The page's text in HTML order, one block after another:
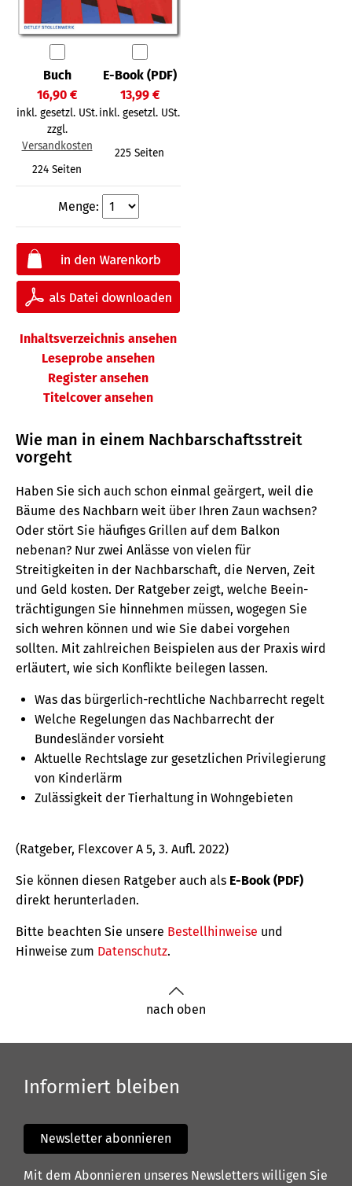
Buch
16,90 €
inkl. gesetzl. USt.
zzgl.
Versandkosten
224 Seiten
E-Book (PDF)
13,99 €
inkl. gesetzl. USt.
225 Seiten
Menge:
Inhaltsverzeichnis ansehen
Leseprobe ansehen
Register ansehen
Titelcover ansehen
Wie man in einem Nachbarschaftsstreit
vorgeht
Haben Sie sich auch schon einmal geärgert, weil die
Bäume des Nachbarn weit über Ihren Zaun wachsen?
Oder stört Sie häufiges Grillen auf dem Balkon
nebenan? Nur zwei Anlässe von vielen für
Streitigkeiten in der Nachbarschaft, die Nerven, Zeit
und Geld kosten. Der Ratgeber zeigt, welche Beein­
träch­ti­gungen Sie hin­nehmen müssen, wogegen Sie
sich wehren können und wie Sie dabei vorgehen
sollten. Mit zahlreichen Beispielen aus der Praxis wird
erläutert, wie sich Konflikte beilegen lassen.
Was das bürgerlich-rechtliche Nachbarrecht regelt
Welche Regelungen das Nachbarrecht der
Bundesländer vorsieht
Aktuelle Rechtslage zur gesetzlichen Privilegierung
von Kinderlärm
Zulässigkeit der Tierhaltung in Wohngebieten
(Ratgeber, Flexcover A 5, 3. Aufl. 2022)
Sie können diesen Ratgeber auch als E-Book (PDF)
direkt herunterladen.
Bitte beachten Sie unsere Bestellhinweise und
Hinweise zum Datenschutz.
nach oben
Informiert bleiben
Newsletter abonnieren
Mit dem Abonnieren unseres Newsletters willigen Sie